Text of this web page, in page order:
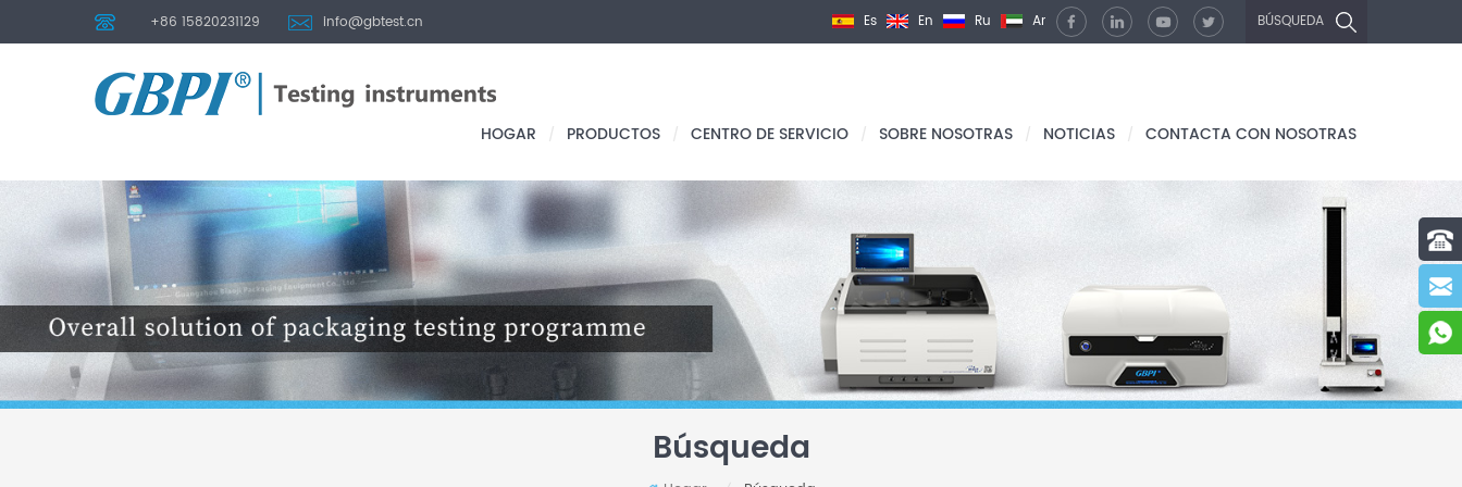
+86 15820231129 info@gbtest.cn BÚSQUEDA
Es En Ru Ar
HOGAR / PRODUCTOS / CENTRO DE SERVICIO / SOBRE NOSOTRAS / NOTICIAS / CONTACTA CON NOSOTRAS
Búsqueda